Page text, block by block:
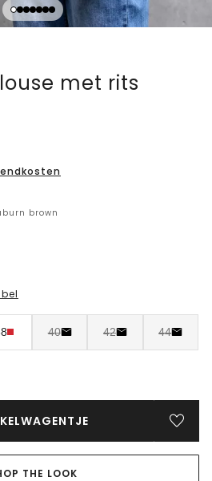
met rits
brown
40 42 44
THE LOOK